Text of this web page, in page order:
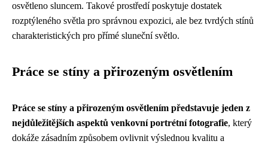
osvětleno sluncem. Takové prostředí poskytuje dostatek
rozptýleného světla pro správnou expozici, ale bez tvrdých stínů
charakteristických pro přímé sluneční světlo.
Práce se stíny a přirozeným osvětlením
Práce se stíny a přirozeným osvětlením představuje jeden z
nejdůležitějších aspektů venkovní portrétní fotografie, který
dokáže zásadním způsobem ovlivnit výslednou kvalitu a